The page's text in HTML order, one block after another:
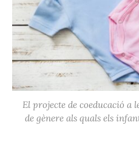
El projecte de coeducació a
de gènere als quals els